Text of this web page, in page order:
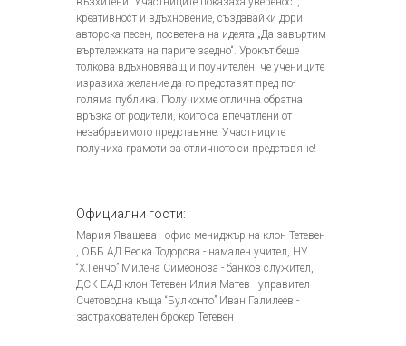
креативност и вдъхновение, създавайки дори
авторска песен, посветена на идеята „Да завъртим
въртележката на парите заедно“. Урокът беше
толкова вдъхновяващ и поучителен, че учениците
изразиха желание да го представят пред по-
голяма публика. Получихме отлична обратна
връзка от родители, които са впечатлени от
незабравимото представяне. Участниците
получиха грамоти за отличното си представяне!
Официални гости:
Мария Явашева - офис мениджър на клон Тетевен
, ОББ АД Веска Тодорова - намален учител, НУ
“Х.Генчо” Милена Симеонова - банков служител,
ДСК ЕАД клон Тетевен Илия Матев - управител
Счетоводна къща “Булконто” Иван Галилеев -
застрахователен брокер Тетевен